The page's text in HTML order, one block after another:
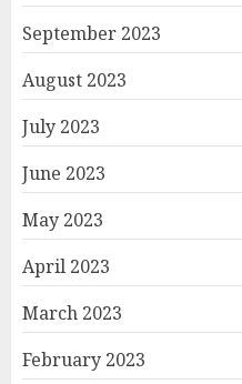
September 2023
August 2023
July 2023
June 2023
May 2023
April 2023
March 2023
February 2023